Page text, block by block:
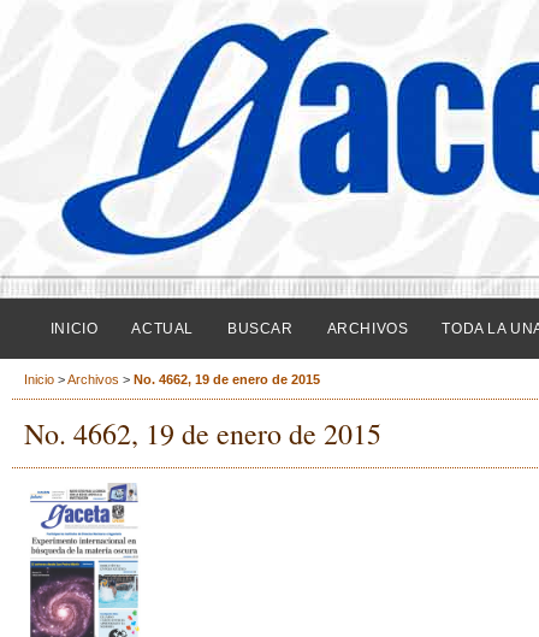
INICIO ACTUAL BUSCAR ARCHIVOS TODA LA
Inicio >Archivos > No. 4662, 19 de enero de 2015
No. 4662, 19 de enero de 2015